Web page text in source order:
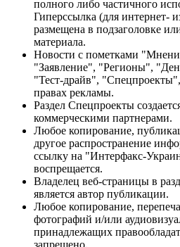
полного либо частичного
Гиперссылка (для интернет-
размещена в подзаголовке
материала.
Новости с пометками
"Заявление", "Регионы",
"Тест-драйв",
правах рекламы.
Раздел Спецпроекты
коммерческими партнерами.
Любое копирование,
другое распространение
ссылку на "Интерфакс-
воспрещается.
Владелец веб-страницы в
является автор публикации.
Любое копирование,
фотографий и/или
принадлежащих
запрещено.